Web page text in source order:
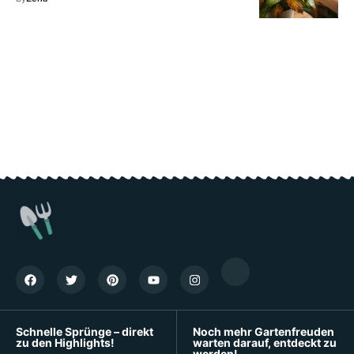
Schnelle Sprünge – direkt
zu den Highlights!
Noch mehr Gartenfreuden
warten darauf, entdeckt zu